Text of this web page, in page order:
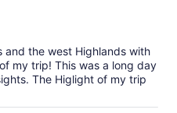
the west Highlands with
my trip! This was a long day
The Higlight of my trip